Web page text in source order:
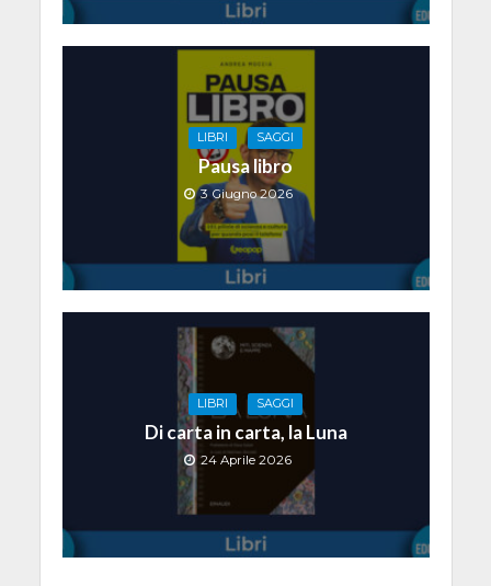
LIBRI SAGGI
Pausa libro
3 Giugno 2026
LIBRI SAGGI
Di carta in carta, la Luna
24 Aprile 2026